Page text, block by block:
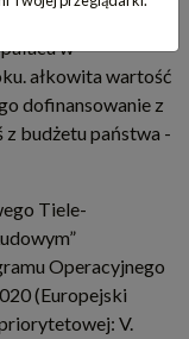
w
ałkowita wartość
dofinansowanie z
z budżetu państwa -
Tiele-
Operacyjnego
(Europejski
V.